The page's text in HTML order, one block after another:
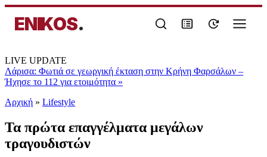
ENIKOS.
LIVE UPDATE
Λάρισα: Φωτιά σε γεωργική έκταση στην Κρήνη Φαρσάλων –
Ήχησε το 112 για ετοιμότητα »
Αρχική » Lifestyle
Τα πρώτα επαγγέλματα μεγάλων
τραγουδιστών